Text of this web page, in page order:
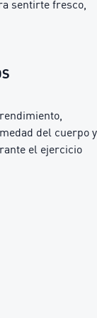
sentirte fresco,
del cuerpo y
el ejercicio